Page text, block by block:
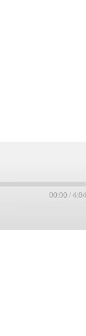
00:00 / 4:04